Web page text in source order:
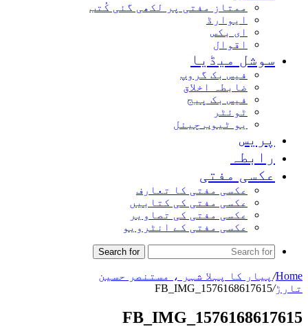
ممتاز مفتی پر لکھی گئی کُتب
ایوارڈ
ای بکس
اقوال
سوشل میڈیا
فیس بک گروپ
ضابطہ اخلاق
فیس بک پیج
ٹوئٹر
یو ٹیوب چینل
پریس
رابطہ
عکسی مفتی
عکسی مفتی کا تعارف
عکسی مفتی کی کتابیں
عکسی مفتی کی تصاویر
عکسی مفتی کے انٹرویو
Search for
Home
/ پیار کا پہلا شہر ، مستنصر حسین
تارڑ/
FB_IMG_1576168617615
FB_IMG_1576168617615